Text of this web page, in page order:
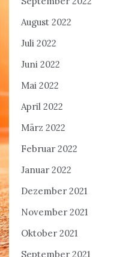
August 2022
Juli 2022
Juni 2022
Mai 2022
April 2022
März 2022
Februar 2022
Januar 2022
Dezember 2021
November 2021
Oktober 2021
September 2021